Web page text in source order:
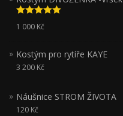
Hodnocení
5.00z 5
1 000 Kč
Kostým pro rytíře KAYE
3 200 Kč
Náušnice STROM ŽIVOTA
120 Kč